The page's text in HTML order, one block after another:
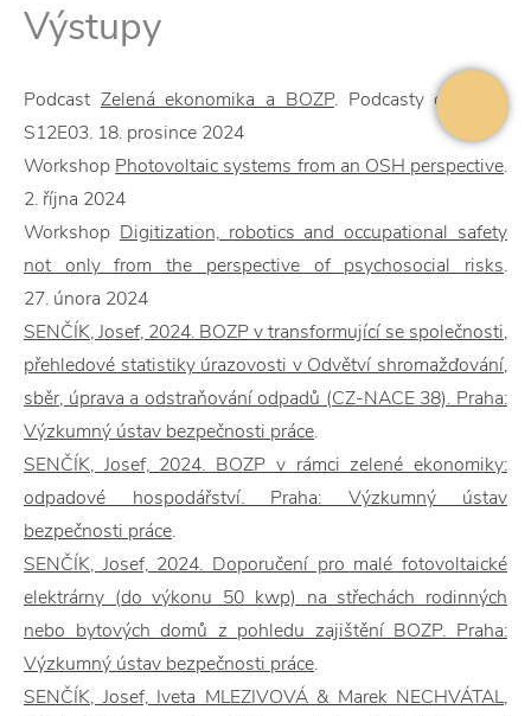
Výstupy
Podcast Zelená ekonomika a BOZP. Podcasty o BOZP,
S12E03. 18. prosince 2024
Workshop Photovoltaic systems from an OSH perspective.
2. října 2024
Workshop Digitization, robotics and occupational safety
not only from the perspective of psychosocial risks.
27. února 2024
SENČÍK, Josef, 2024. BOZP v transformující se společnosti,
přehledové statistiky úrazovosti v Odvětví shromažďování,
sběr, úprava a odstraňování odpadů (CZ-NACE 38). Praha:
Výzkumný ústav bezpečnosti práce.
SENČÍK, Josef, 2024. BOZP v rámci zelené ekonomiky:
odpadové hospodářství. Praha: Výzkumný ústav
bezpečnosti práce.
SENČÍK, Josef, 2024. Doporučení pro malé fotovoltaické
elektrárny (do výkonu 50 kwp) na střechách rodinných
nebo bytových domů z pohledu zajištění BOZP. Praha:
Výzkumný ústav bezpečnosti práce.
SENČÍK, Josef, Iveta MLEZIVOVÁ & Marek NECHVÁTAL,